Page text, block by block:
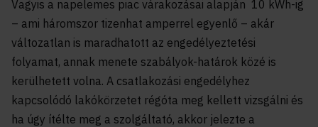
Vagyis a napelemes piac várakozásai alapján 10 kWh-ig
– ami háromszor tizenhat amperrel egyenlő – akár
változatlan is maradhatott az engedélyeztetési
folyamat, annak menete szabályok-határok közé is
kerülhetett volna. A csatlakozási engedélyhez
kapcsolódó lakókörzetet régóta meg kellett vizsgálni és
ha úgy ítélte meg a szolgáltató, akkor jelezte a